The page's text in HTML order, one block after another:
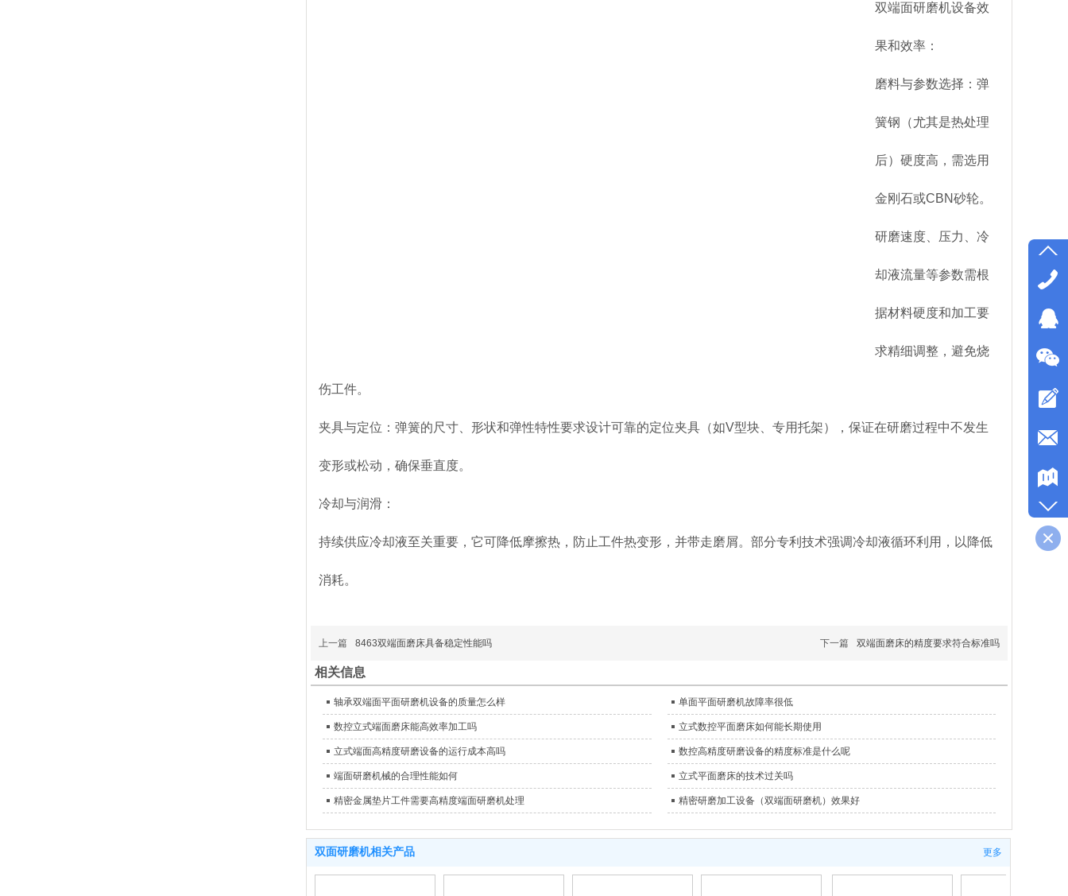
双端面研磨机设备效
果和效率：
磨料与参数选择：弹
簧钢（尤其是热处理
后）硬度高，需选用
金刚石或CBN砂轮。
研磨速度、压力、冷
却液流量等参数需根
据材料硬度和加工要
求精细调整，避免烧
伤工件。
夹具与定位：弹簧的尺寸、形状和弹性特性要求设计可靠的定位夹具（如V型块、专用托架），保证在研磨过程中不发生
变形或松动，确保垂直度。
冷却与润滑：
持续供应冷却液至关重要，它可降低摩擦热，防止工件热变形，并带走磨屑。部分专利技术强调冷却液循环利用，以降低
消耗。
上一篇 8463双端面磨床具备稳定性能吗 下一篇 双端面磨床的精度要求符合标准吗
相关信息
轴承双端面平面研磨机设备的质量怎么样 单面平面研磨机故障率很低
数控立式端面磨床能高效率加工吗 立式数控平面磨床如何能长期使用
立式端面高精度研磨设备的运行成本高吗 数控高精度研磨设备的精度标准是什么呢
端面研磨机械的合理性能如何 立式平面磨床的技术过关吗
精密金属垫片工件需要高精度端面研磨机处理 精密研磨加工设备（双端面研磨机）效果好
双面研磨机相关产品 更多